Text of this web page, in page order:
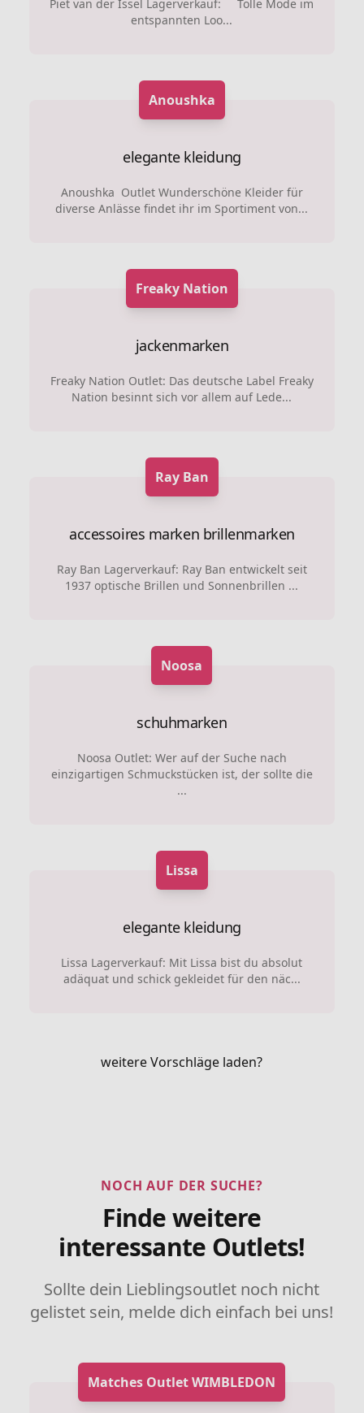
Piet van der Issel Lagerverkauf: Tolle Mode im
entspannten Loo...
Anoushka
elegante kleidung
Anoushka Outlet Wunderschöne Kleider für
diverse Anlässe findet ihr im Sportiment von...
Freaky Nation
jackenmarken
Freaky Nation Outlet: Das deutsche Label Freaky
Nation besinnt sich vor allem auf Lede...
Ray Ban
accessoires marken brillenmarken
Ray Ban Lagerverkauf: Ray Ban entwickelt seit
1937 optische Brillen und Sonnenbrillen ...
Noosa
schuhmarken
Noosa Outlet: Wer auf der Suche nach
einzigartigen Schmuckstücken ist, der sollte die
...
Lissa
elegante kleidung
Lissa Lagerverkauf: Mit Lissa bist du absolut
adäquat und schick gekleidet für den näc...
weitere Vorschläge laden?
NOCH AUF DER SUCHE?
Finde weitere
interessante Outlets!
Sollte dein Lieblingsoutlet noch nicht
gelistet sein, melde dich einfach bei uns!
Matches Outlet WIMBLEDON